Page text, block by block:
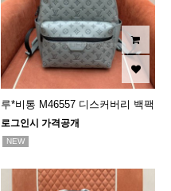
루*비통 M46557 디스커버리 백팩
로그인시 가격공개
NEW